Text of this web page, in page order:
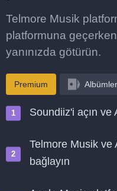
Telmore Musik
platformuna
yanınızda götürün.
Premium Albümler
Soundiiz'i açın ve
Telmore Musik ve
bağlayın